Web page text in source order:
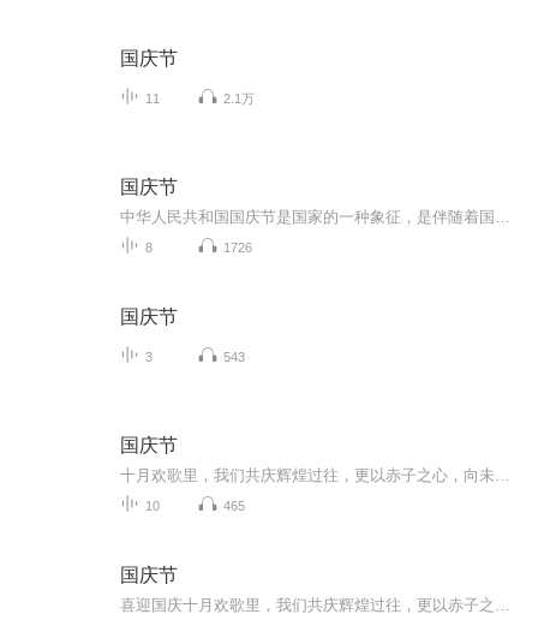
国庆节
11 2.1万
国庆节
8 1726
国庆节
3 543
国庆节
10 465
国庆节